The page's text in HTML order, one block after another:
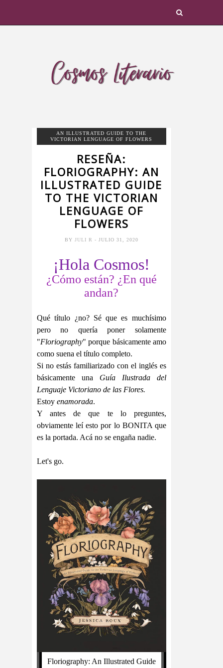
AN ILLUSTRATED GUIDE TO THE
VICTORIAN LENGUAGE OF FLOWERS
RESEÑA:
FLORIOGRAPHY: AN
ILLUSTRATED GUIDE
TO THE VICTORIAN
LENGUAGE OF
FLOWERS
BY JULI R - JULIO 31, 2020
¡Hola Cosmos!
¿Cómo están? ¿En qué
andan?
Qué título ¿no? Sé que es muchísimo
pero no quería poner solamente
"Floriography" porque básicamente amo
como suena el título completo.
Si no estás familiarizado con el inglés es
básicamente una Guía Ilustrada del
Lenguaje Victoriano de las Flores.
Estoy enamorada.
Y antes de que te lo preguntes,
obviamente leí esto por lo BONITA que
es la portada. Acá no se engaña nadie.
Let's go.
Floriography: An Illustrated Guide